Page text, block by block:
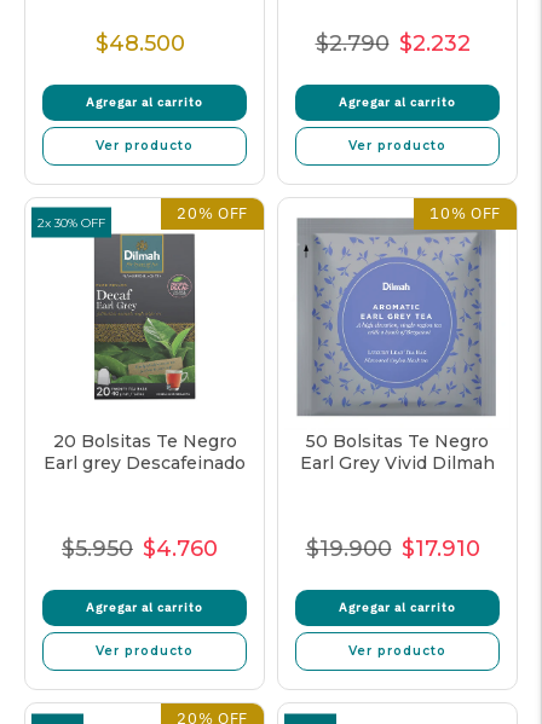
Precio
$48.500
Agregar al carrito
Ver producto
Precio
$2.790 Precio
venta
$2.232
Agregar al carrito
Ver producto
2x 30% OFF 20% OFF
20 Bolsitas Te Negro
Earl grey Descafeinado
Precio
$5.950 Precio
venta
$4.760
Agregar al carrito
Ver producto
10% OFF
50 Bolsitas Te Negro
Earl Grey Vivid Dilmah
Precio
$19.900 Precio
venta
$17.910
Agregar al carrito
Ver producto
20% OFF